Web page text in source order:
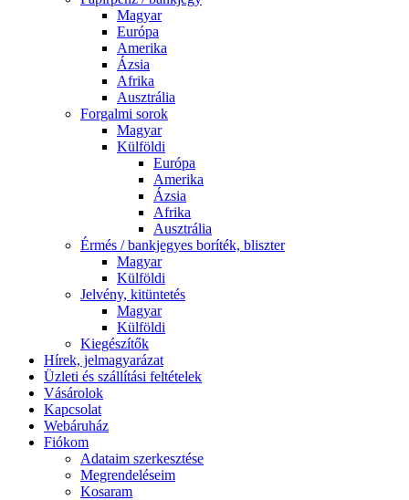
Magyar
Európa
Amerika
Ázsia
Afrika
Ausztrália
Forgalmi sorok
Magyar
Külföldi
Európa
Amerika
Ázsia
Afrika
Ausztrália
Érmés / bankjegyes boríték, bliszter
Magyar
Külföldi
Jelvény, kitüntetés
Magyar
Külföldi
Kiegészítők
Hírek, jelmagyarázat
Üzleti és szállítási feltételek
Vásárolok
Kapcsolat
Webáruház
Fiókom
Adataim szerkesztése
Megrendeléseim
Kosaram